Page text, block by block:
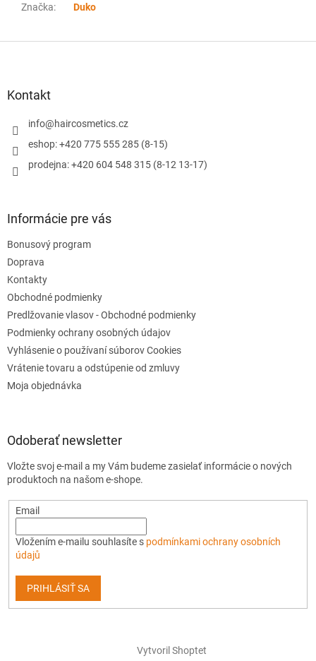
Značka: Duko
Kontakt
info@haircosmetics.cz
eshop: +420 775 555 285 (8-15)
prodejna: +420 604 548 315 (8-12 13-17)
Informácie pre vás
Bonusový program
Doprava
Kontakty
Obchodné podmienky
Predlžovanie vlasov - Obchodné podmienky
Podmienky ochrany osobných údajov
Vyhlásenie o používaní súborov Cookies
Vrátenie tovaru a odstúpenie od zmluvy
Moja objednávka
Odoberať newsletter
Vložte svoj e-mail a my Vám budeme zasielať informácie o nových
produktoch na našom e-shope.
Email
Vložením e-mailu souhlasíte s podmínkami ochrany osobních
údajů
PRIHLÁSIŤ SA
Vytvoril Shoptet